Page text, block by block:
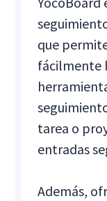
que
fácilmente
tarea o
entradas
Además,